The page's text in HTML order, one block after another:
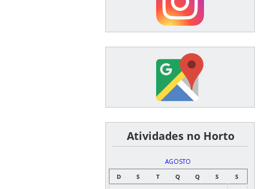
͏ ͏ ͏ ͏ ͏ ͏Atividades no Horto
AGOSTO
D
S T Q Q S S